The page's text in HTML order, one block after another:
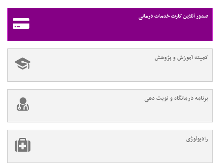
صدور آنلاین کارت خدمات درمانی
کمیته آموزش و پژوهش
برنامه درمانگاه و نوبت دهی
رادیولوژی